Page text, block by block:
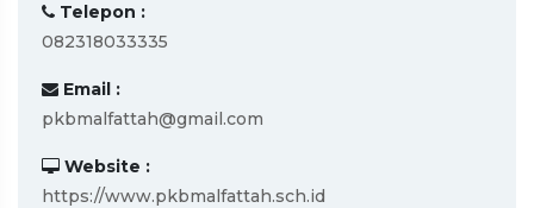
Telepon :
082318033335
Email :
pkbmalfattah@gmail.com
Website :
https://www.pkbmalfattah.sch.id